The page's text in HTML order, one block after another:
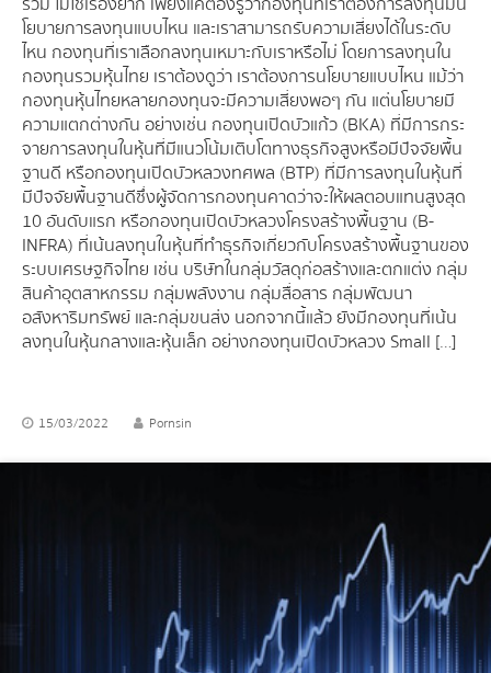
โยบายการลงทุนแบบไหน และเราสามารถรับความเสี่ยงได้ในระดับ
ไหน กองทุนที่เราเลือกลงทุนเหมาะกับเราหรือไม่ โดยการลงทุนใน
กองทุนรวมหุ้นไทย เราต้องดูว่า เราต้องการนโยบายแบบไหน แม้ว่า
กองทุนหุ้นไทยหลายกองทุนจะมีความเสี่ยงพอๆ กัน แต่นโยบายมี
ความแตกต่างกัน อย่างเช่น กองทุนเปิดบัวแก้ว (BKA) ที่มีการกระ
จายการลงทุนในหุ้นที่มีแนวโน้มเติบโตทางธุรกิจสูงหรือมีปัจจัยพื้น
ฐานดี หรือกองทุนเปิดบัวหลวงทศพล (BTP) ที่มีการลงทุนในหุ้นที่
มีปัจจัยพื้นฐานดีซึ่งผู้จัดการกองทุนคาดว่าจะให้ผลตอบแทนสูงสุด
10 อันดับแรก หรือกองทุนเปิดบัวหลวงโครงสร้างพื้นฐาน (B-
INFRA) ที่เน้นลงทุนในหุ้นที่ทำธุรกิจเกี่ยวกับโครงสร้างพื้นฐานของ
ระบบเศรษฐกิจไทย เช่น บริษัทในกลุ่มวัสดุก่อสร้างและตกแต่ง กลุ่ม
สินค้าอุตสาหกรรม กลุ่มพลังงาน กลุ่มสื่อสาร กลุ่มพัฒนา
อสังหาริมทรัพย์ และกลุ่มขนส่ง นอกจากนี้แล้ว ยังมีกองทุนที่เน้น
ลงทุนในหุ้นกลางและหุ้นเล็ก อย่างกองทุนเปิดบัวหลวง Small […]
15/03/2022 Pornsin